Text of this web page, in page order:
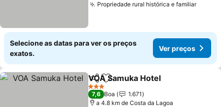
Propriedade rural histórica e familiar
Selecione as datas para ver os preços
exatos.
Ver preços
PartilharAdicionar aos favoritos
VOA Samuka Hotel
3 Estrelas
7,6 Boa
1.671
a 4.8 km de Costa da Lagoa